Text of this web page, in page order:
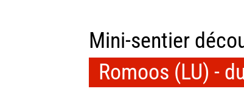
Mini-sentier
Romoos (LU) -